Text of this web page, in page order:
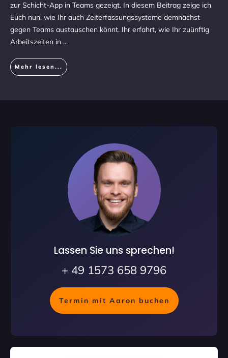
zur Schicht-App in Teams gezeigt. In diesem Beitrag zeige ich
Euch nun, wie Ihr auch Zeiterfassungssysteme demnächst
gegen Teams austauschen könnt. Ihr erfahrt, wie Ihr zuünftig
Arbeitszeiten in ...
Mehr lesen...
Lassen Sie uns sprechen!
+ 49 1573 658 9796
Termin mit Aaron buchen